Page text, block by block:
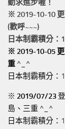
動求進步喔！
※ 2019-10-10
(歡呼~~~)
日本制霸積分：
※ 2019-10-05
重 ^_^
日本制霸積分：
※ 2019/07/23
島、三重 ^_^
日本制霸積分：